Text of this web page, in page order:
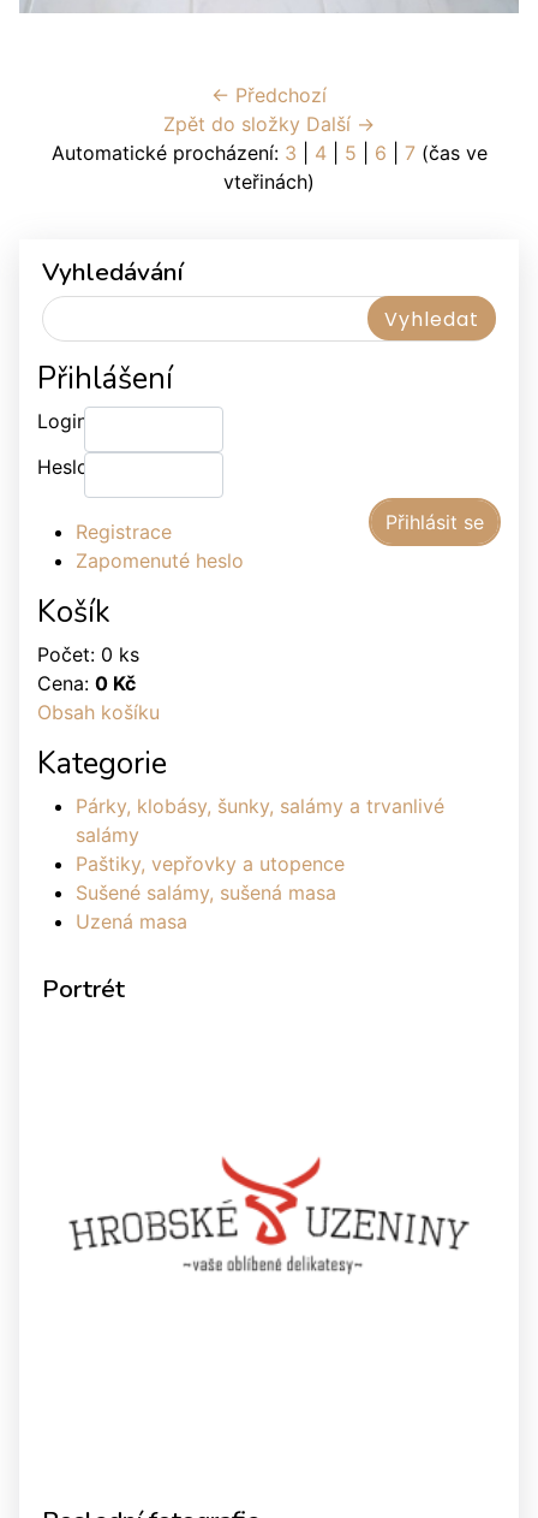
← Předchozí
Zpět do složky Další →
Automatické procházení: 3 4| 5 6 7(čas ve
vteřinách)
Vyhledávání
Přihlášení
Login:
Heslo:
Registrace
Zapomenuté heslo
Košík
Počet: 0 ks
Cena: 0 Kč
Obsah košíku
Kategorie
Párky, klobásy, šunky, salámy a trvanlivé
salámy
Paštiky, vepřovky a utopence
Sušené salámy, sušená masa
Uzená masa
Portrét